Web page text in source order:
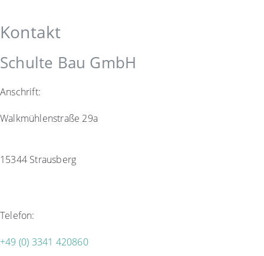
Kontakt
Schulte Bau GmbH
Anschrift:
Walkmühlenstraße 29a
15344 Strausberg
Telefon:
+49 (0) 3341 420860